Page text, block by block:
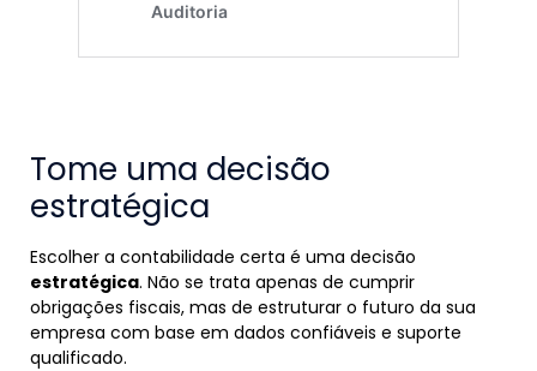
Tome uma decisão
estratégica
Escolher a contabilidade certa é uma decisão
estratégica. Não se trata apenas de cumprir
obrigações fiscais, mas de estruturar o futuro da sua
empresa com base em dados confiáveis e suporte
qualificado.